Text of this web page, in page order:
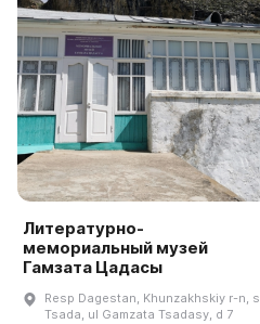
Литературно-
мемориальный музей
Гамзата Цадасы
Resp Dagestan, Khunzakhskiy r-n, s
Tsada, ul Gamzata Tsadasy, d 7